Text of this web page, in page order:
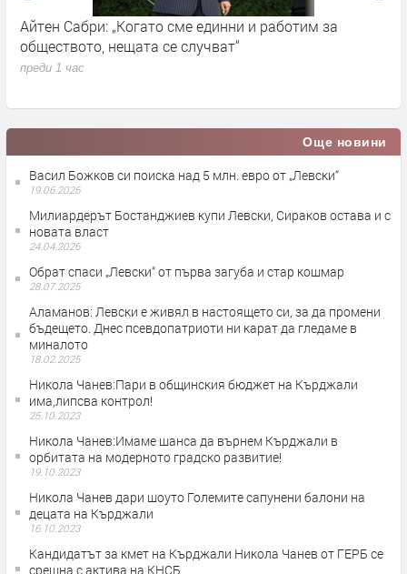
Айтен Сабри: „Когато сме единни и работим за
обществото, нещата се случват“
преди 1 час
Още новини
Васил Божков си поиска над 5 млн. евро от „Левски“
19.06.2026
Милиардерът Бостанджиев купи Левски, Сираков остава и с
новата власт
24.04.2026
Обрат спаси „Левски“ от първа загуба и стар кошмар
28.07.2025
Аламанов: Левски е живял в настоящето си, за да промени
бъдещето. Днес псевдопатриоти ни карат да гледаме в
миналото
18.02.2025
Никола Чанев:Пари в общинския бюджет на Кърджали
има,липсва контрол!
25.10.2023
Никола Чанев:Имаме шанса да върнем Кърджали в
орбитата на модерното градско развитие!
19.10.2023
Никола Чанев дари шоуто Големите сапунени балони на
децата на Кърджали
16.10.2023
Кандидатът за кмет на Кърджали Никола Чанев от ГЕРБ се
срещна с актива на КНСБ